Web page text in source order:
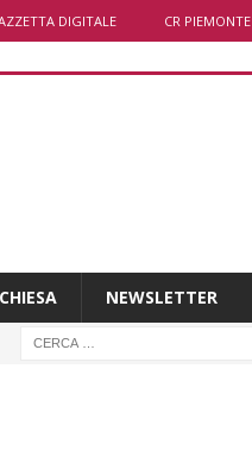
DIGITALE CR PIEMONTE
CHIESA NEWSLETTER